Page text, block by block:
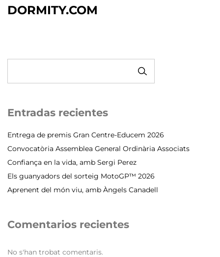
DORMITY.COM
Entradas recientes
Entrega de premis Gran Centre-Educem 2026
Convocatòria Assemblea General Ordinària Associats
Confiança en la vida, amb Sergi Perez
Els guanyadors del sorteig MotoGP™ 2026
Aprenent del món viu, amb Àngels Canadell
Comentarios recientes
No s'han trobat comentaris.